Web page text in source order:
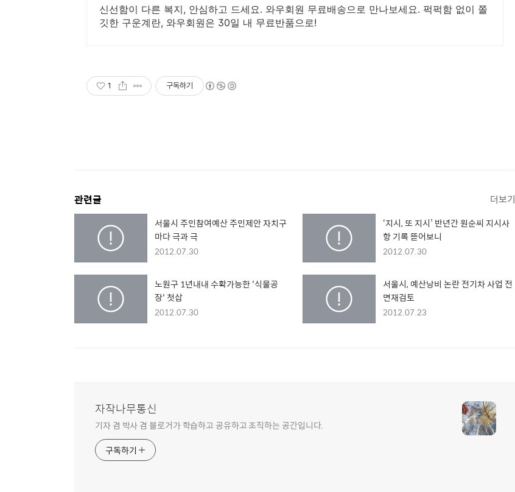
신선함이 다른 복지, 안심하고 드세요. 와우회원 무료배송으로 만나보세요. 퍽퍽함 없이 쫄
깃한 구운계란, 와우회원은 30일 내 무료반품으로!
1 구독하기
관련글 더보기
서울시 주민참여예산 주민제안 자치구
마다 극과 극
2012.07.30
‘지시, 또 지시’ 반년간 원순씨 지시사
항 기록 뜯어보니
2012.07.30
노원구 1년내내 수확가능한 '식물공
장' 첫삽
2012.07.30
서울시, 예산낭비 논란 전기차 사업 전
면재검토
2012.07.23
자작나무통신
기자 겸 박사 겸 블로거가 학습하고 공유하고 조직하는 공간입니다.
구독하기